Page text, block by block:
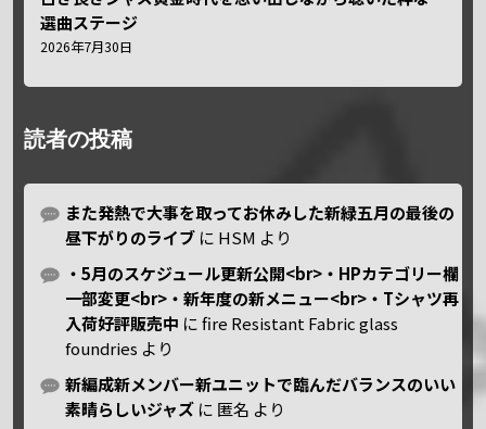
選曲ステージ
2026年7月30日
読者の投稿
また発熱で大事を取ってお休みした新緑五月の最後の
昼下がりのライブ に HSM より
・5月のスケジュール更新公開<br>・HPカテゴリー欄
一部変更<br>・新年度の新メニュー<br>・Tシャツ再
入荷好評販売中 にfire Resistant Fabric glass
foundries より
新編成新メンバー新ユニットで臨んだバランスのいい
素晴らしいジャズ に 匿名 より